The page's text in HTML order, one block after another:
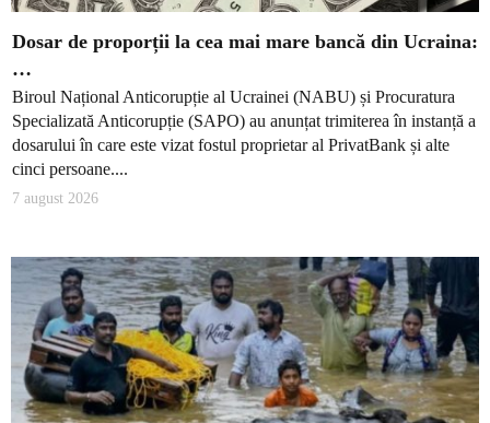
Dosar de proporții la cea mai mare bancă din Ucraina:
…
Biroul Național Anticorupție al Ucrainei (NABU) și Procuratura
Specializată Anticorupție (SAPO) au anunțat trimiterea în instanță a
dosarului în care este vizat fostul proprietar al PrivatBank și alte
cinci persoane....
7 august 2026